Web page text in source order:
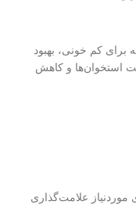
کم خونی، بهبود
استخوان‌ها و کاهش
علامت‌گذاری